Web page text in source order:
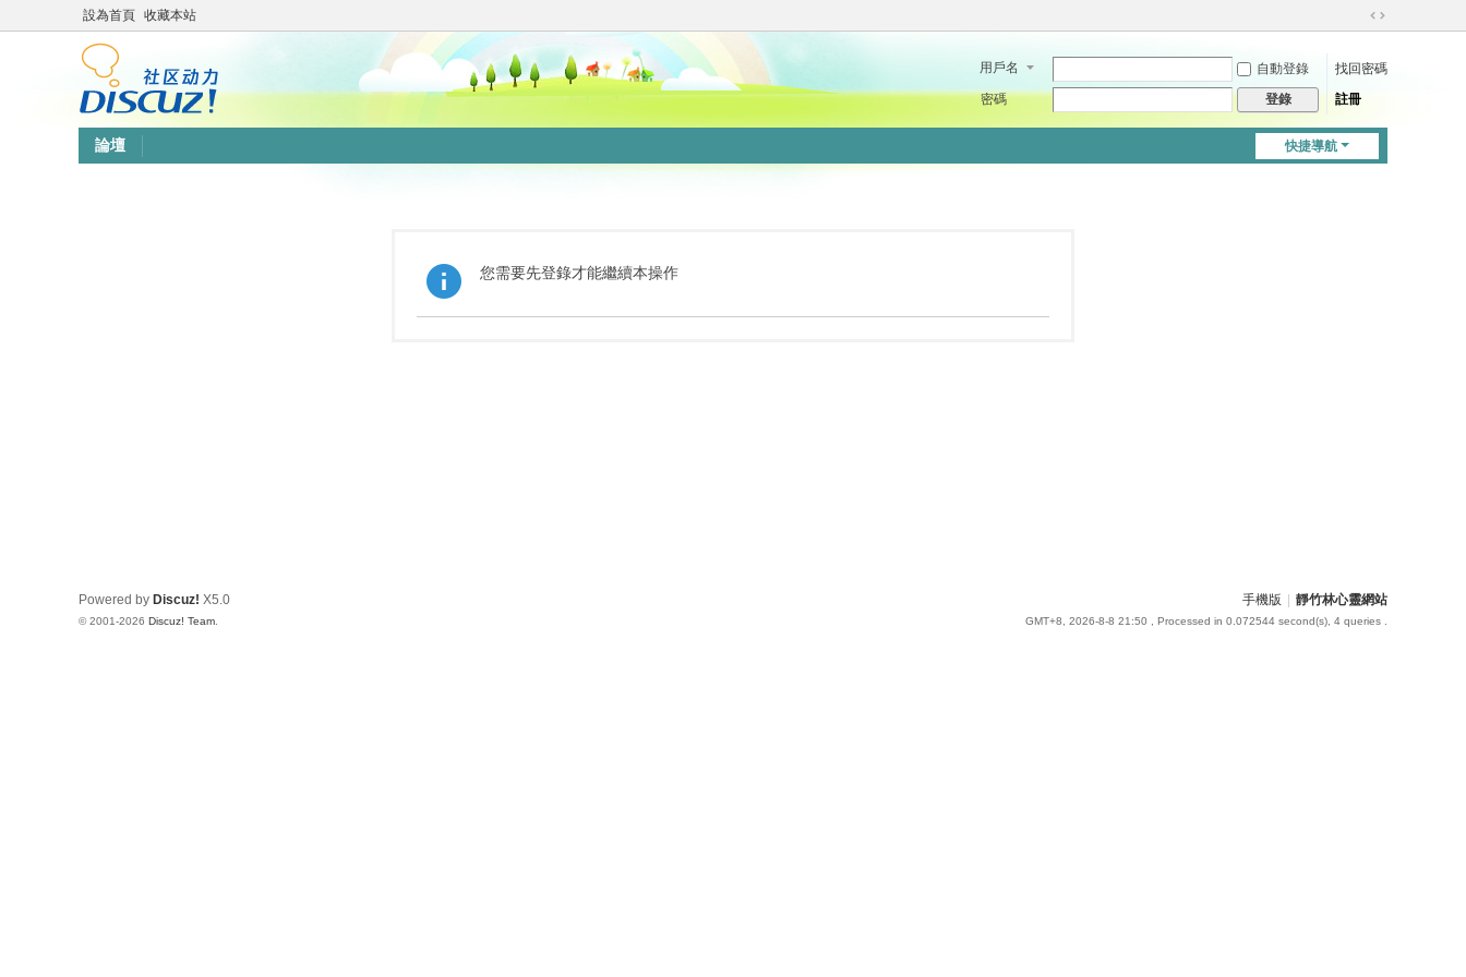
設為首頁 收藏本站
切
到
用戶名 自動登錄
找回密碼
密碼
登錄 註冊
快捷導航
論壇
您需要先登錄才能繼續本操作
手機版 靜竹林心靈網站
GMT+8, 2026-8-8 21:50 , Processed in 0.072544 second(s), 4 queries .
Powered by Discuz! X5.0
© 2001-2026 Discuz! Team